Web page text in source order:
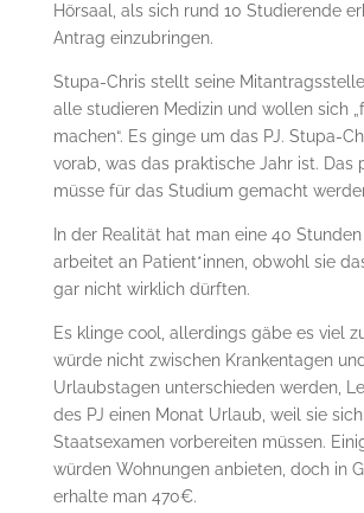
Hörsaal, als sich rund 10 Studierende
Antrag einzubringen.
Stupa-Chris stellt seine
alle studieren Medizin und wollen sich
machen“. Es ginge um das PJ. Stupa-
vorab, was das praktische Jahr ist. Das
müsse für das Studium gemacht
In der Realität hat man eine 40
arbeitet an Patient*innen, obwohl sie
gar nicht wirklich dürften.
Es klinge cool, allerdings gäbe es viel
würde nicht zwischen Krankentagen
Urlaubstagen unterschieden werden,
des PJ einen Monat Urlaub, weil sie
Staatsexamen vorbereiten müssen.
würden Wohnungen anbieten, doch in
erhalte man 470€.